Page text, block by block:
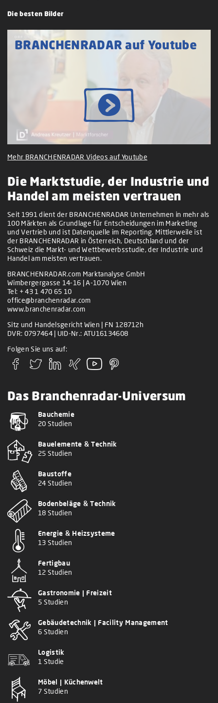
Die besten Bilder
BRANCHENRADAR auf Youtube
Mehr BRANCHENRADAR Videos auf Youtube
Die Marktstudie, der Industrie und
Handel am meisten vertrauen
Seit 1991 dient der BRANCHENRADAR Unternehmen in mehr als
100 Märkten als Grundlage für Entscheidungen im Marketing
und Vertrieb und ist Datenquelle im Reporting. Mittlerweile ist
der BRANCHENRADAR in Österreich, Deutschland und der
Schweiz die Markt- und Wettbewerbsstudie, der Industrie und
Handel am meisten vertrauen.
BRANCHENRADAR.com Marktanalyse GmbH
Wimbergergasse 14-16 | A-1070 Wien
Tel: + 43 1 470 65 10
office@branchenradar.com
www.branchenradar.com
Sitz und Handelsgericht Wien | FN 128712h
DVR: 0797464 | UID-Nr.: ATU16134608
Folgen Sie uns auf:
Das Branchenradar-Universum
Bauchemie
20 Studien
Bauelemente & Technik
25 Studien
Baustoffe
24 Studien
Bodenbeläge & Technik
18 Studien
Energie & Heizsysteme
13 Studien
Fertigbau
12 Studien
Gastronomie | Freizeit
5 Studien
Gebäudetechnik | Facility Management
6 Studien
Logistik
1 Studie
Möbel | Küchenwelt
7 Studien